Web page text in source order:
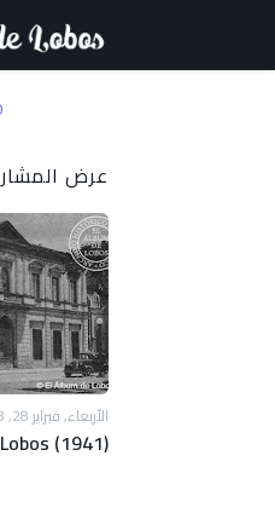
عرض
الأربعاء, فبراير 28, 2018
(1941)